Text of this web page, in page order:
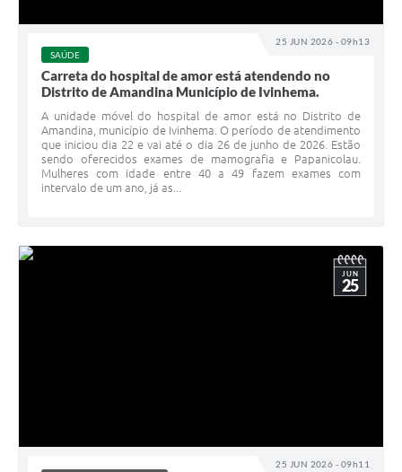
25 JUN 2026 - 09h13
SAÚDE
Carreta do hospital de amor está atendendo no
Distrito de Amandina Município de Ivinhema.
A unidade móvel do hospital de amor está no Distrito de
Amandina, município de Ivinhema. O período de atendimento
que iniciou dia 22 e vai até o dia 26 de junho de 2026. Estão
sendo oferecidos exames de mamografia e Papanicolau.
Mulheres com idade entre 40 a 49 fazem exames com
intervalo de um ano, já as...
25 JUN 2026 - 09h11
JUN
25